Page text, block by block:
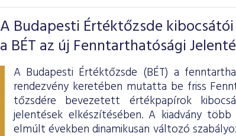
A Budapesti Értéktőzsde
a BÉT az új Fenntarthatósági
A Budapesti Értéktőzsde (BÉT) a
rendezvény keretében mutatta be friss
tőzsdére bevezetett értékpapírok
jelentések elkészítésében. A kiadvány
elmúlt években dinamikusan változó